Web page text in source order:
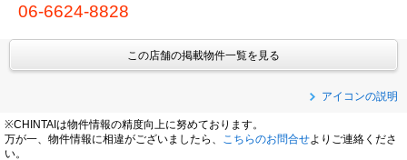
06-6624-8828
この店舗の掲載物件一覧を見る
アイコンの説明
※CHINTAIは物件情報の精度向上に努めております。
万が一、物件情報に相違がございましたら、
こちらのお問合せよりご連絡くださ
い。